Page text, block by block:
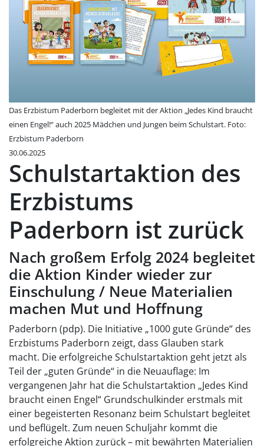
Das Erzbistum Paderborn begleitet mit der Aktion „Jedes Kind braucht
einen Engel!“ auch 2025 Mädchen und Jungen beim Schulstart. Foto:
Erzbistum Paderborn
30.06.2025
Schulstartaktion des
Erzbistums
Paderborn ist zurück
Nach großem Erfolg 2024 begleitet
die Aktion Kinder wieder zur
Einschulung / Neue Materialien
machen Mut und Hoffnung
Paderborn (pdp). Die Initiative „1000 gute Gründe“ des
Erzbistums Paderborn zeigt, dass Glauben stark
macht. Die erfolgreiche Schulstartaktion geht jetzt als
Teil der „guten Gründe“ in die Neuauflage: Im
vergangenen Jahr hat die Schulstartaktion „Jedes Kind
braucht einen Engel“ Grundschulkinder erstmals mit
einer begeisterten Resonanz beim Schulstart begleitet
und beflügelt. Zum neuen Schuljahr kommt die
erfolgreiche Aktion zurück – mit bewährten Materialien